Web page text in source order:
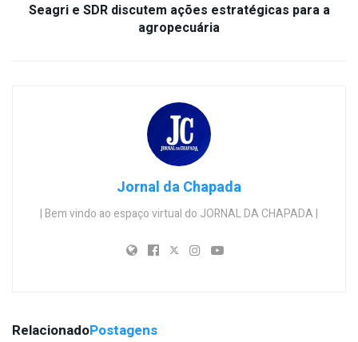
Seagri e SDR discutem ações estratégicas para a
agropecuária
Jornal da Chapada
| Bem vindo ao espaço virtual do JORNAL DA CHAPADA |
RelacionadoPostagens